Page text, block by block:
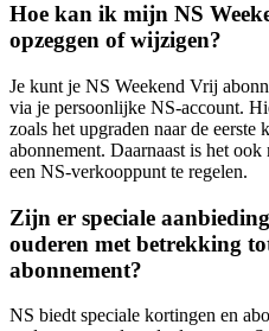
Hoe kan ik mijn NS
opzeggen of wijzigen?
Je kunt je NS Weekend Vrij
via je persoonlijke NS-account.
zoals het upgraden naar de eerste
abonnement. Daarnaast is het
een NS-verkooppunt te regelen.
Zijn er speciale
ouderen met betrekking
abonnement?
NS biedt speciale kortingen en